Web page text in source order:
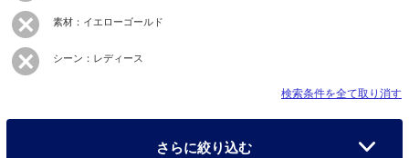
素材：イエローゴールド
シーン：レディース
検索条件を全て取り消す
さらに絞り込む